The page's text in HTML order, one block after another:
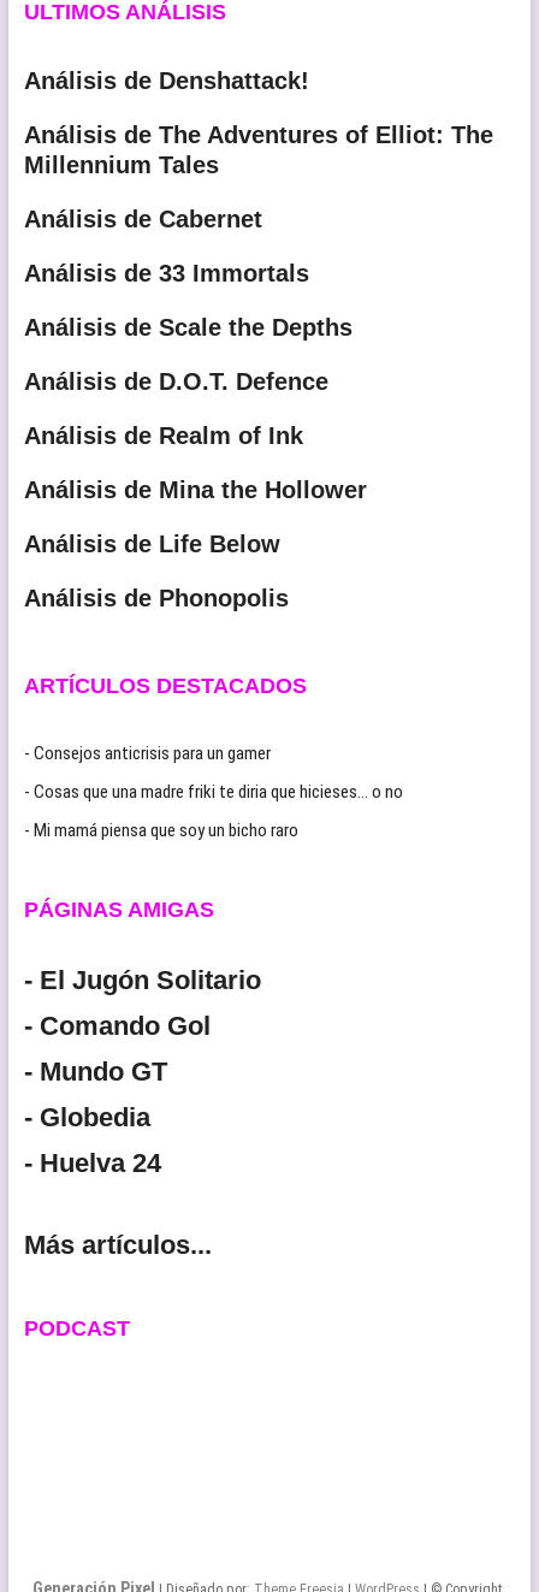
ULTIMOS ANÁLISIS
Análisis de Denshattack!
Análisis de The Adventures of Elliot: The
Millennium Tales
Análisis de Cabernet
Análisis de 33 Immortals
Análisis de Scale the Depths
Análisis de D.O.T. Defence
Análisis de Realm of Ink
Análisis de Mina the Hollower
Análisis de Life Below
Análisis de Phonopolis
ARTÍCULOS DESTACADOS
- Consejos anticrisis para un gamer
- Cosas que una madre friki te diria que hicieses… o no
- Mi mamá piensa que soy un bicho raro
PÁGINAS AMIGAS
- El Jugón Solitario
- Comando Gol
- Mundo GT
- Globedia
- Huelva 24
Más artículos...
PODCAST